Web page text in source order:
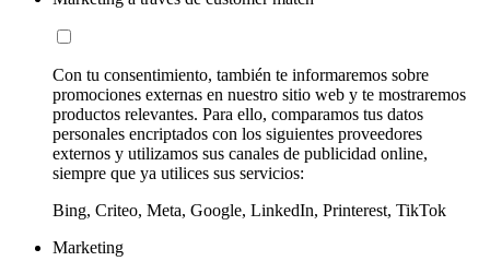
Con tu consentimiento, también te informaremos sobre
promociones externas en nuestro sitio web y te mostraremos
productos relevantes. Para ello, comparamos tus datos
personales encriptados con los siguientes proveedores
externos y utilizamos sus canales de publicidad online,
siempre que ya utilices sus servicios:
Bing, Criteo, Meta, Google, LinkedIn, Printerest, TikTok
Marketing